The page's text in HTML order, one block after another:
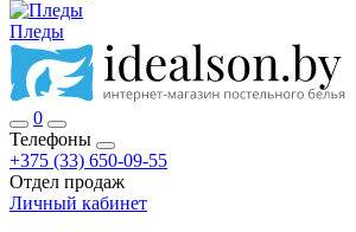
Пледы
0
Телефоны
+375 (33) 650-09-55
Отдел продаж
Личный кабинет